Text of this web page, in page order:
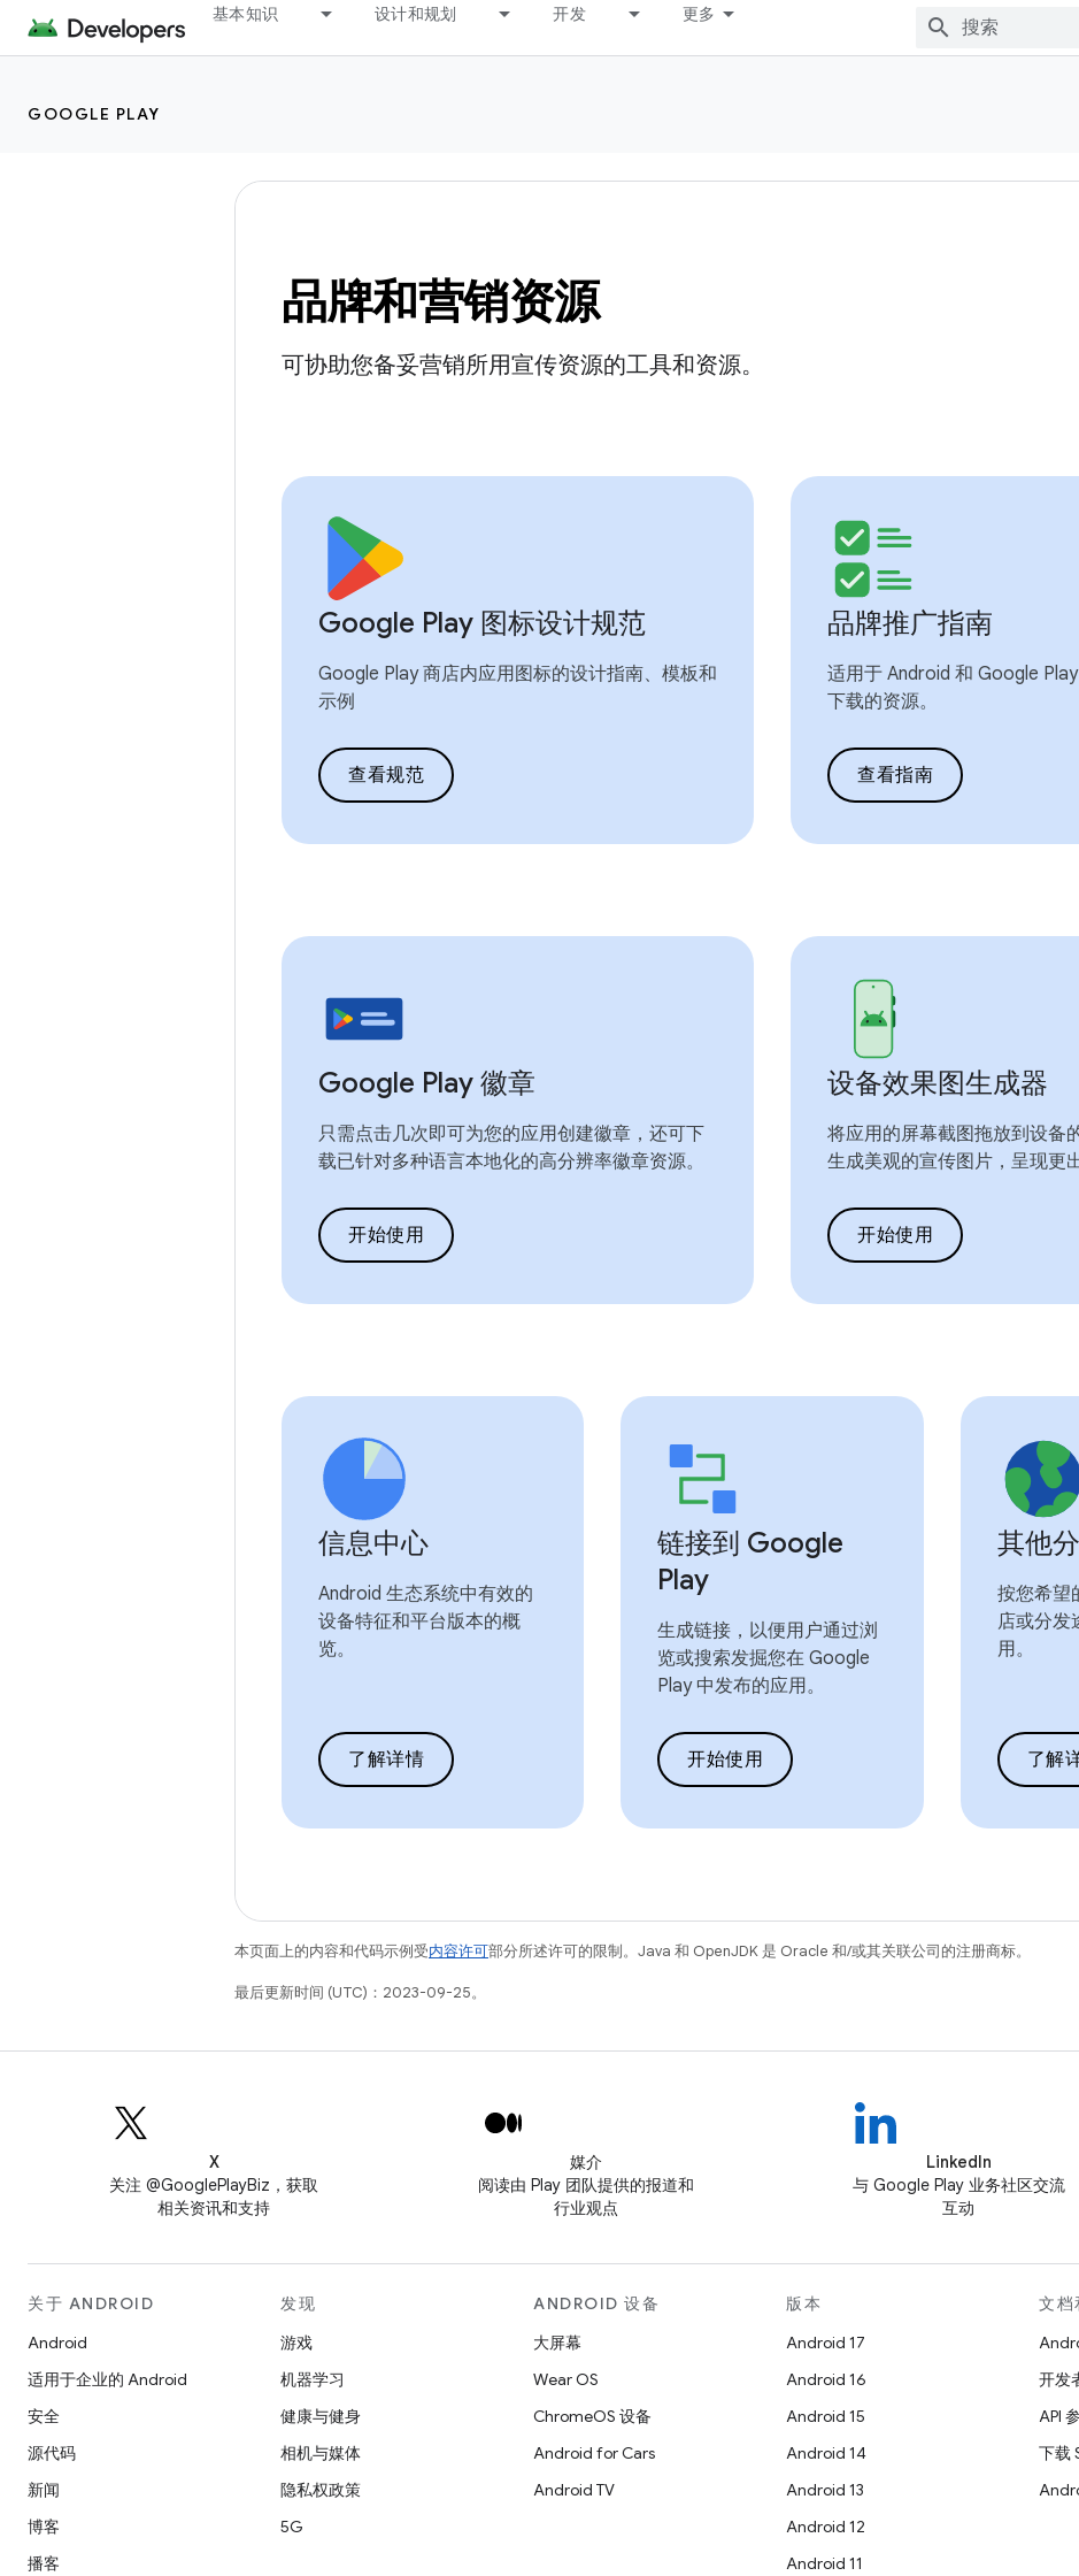
基本知识 设计和规划 开发 更多
GOOGLE PLAY
品牌和营销资源
可协助您备妥营销所用宣传资源的工具和资源。
Google Play 图标设计规范
Google Play 商店内应用图标的设计指南、模板和
示例
查看规范
品牌推广指南
适用于 Android 和 Google
下载的资源。
查看指南
Google Play 徽章
只需点击几次即可为您的应用创建徽章，还可下
载已针对多种语言本地化的高分辨率徽章资源。
开始使用
设备效果图生成器
将应用的屏幕截图拖放到设备
生成美观的宣传图片，呈现更
开始使用
信息中心
Android 生态系统中有效的
设备特征和平台版本的概
览。
了解详情
链接到 Google
Play
生成链接，以便用户通过浏
览或搜索发掘您在 Google
Play 中发布的应用。
开始使用
其他
按您希望
店或分发
用。
了解
本页面上的内容和代码示例受内容许可部分所述许可的限制。Java 和 OpenJDK 是 Oracle 和/或其关联公司的注册商标。
最后更新时间 (UTC)：2023-09-25。
X
关注 @GooglePlayBiz，获取
相关资讯和支持
媒介
阅读由 Play 团队提供的报道和
行业观点
LinkedIn
与 Google Play 业务社区交流
互动
关于 ANDROID
Android
适用于企业的 Android
安全
源代码
新闻
博客
播客
发现
游戏
机器学习
健康与健身
相机与媒体
隐私权政策
5G
ANDROID 设备
大屏幕
Wear OS
ChromeOS 设备
Android for Cars
Android TV
版本
Android 17
Android 16
Android 15
Android 14
Android 13
Android 12
Android 11
文档
开发
API
下载